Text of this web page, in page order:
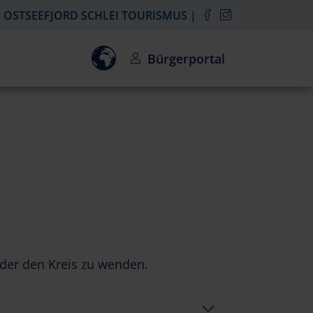
OSTSEEFJORD SCHLEI TOURISMUS
Einwilligung zur Aktivierung des
Bürgerportal
den Kreis zu wenden.